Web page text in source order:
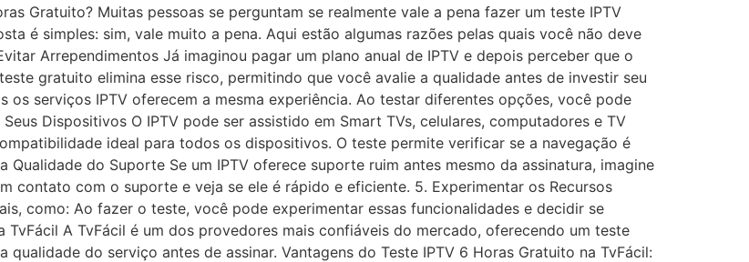
Gratuito? Muitas pessoas se perguntam se realmente vale a pena fazer um teste IPTV
é simples: sim, vale muito a pena. Aqui estão algumas razões pelas quais você não deve
Arrependimentos Já imaginou pagar um plano anual de IPTV e depois perceber que o
gratuito elimina esse risco, permitindo que você avalie a qualidade antes de investir seu
serviços IPTV oferecem a mesma experiência. Ao testar diferentes opções, você pode
Dispositivos O IPTV pode ser assistido em Smart TVs, celulares, computadores e TV
ideal para todos os dispositivos. O teste permite verificar se a navegação é
do Suporte Se um IPTV oferece suporte ruim antes mesmo da assinatura, imagine
contato com o suporte e veja se ele é rápido e eficiente. 5. Experimentar os Recursos
como: Ao fazer o teste, você pode experimentar essas funcionalidades e decidir se
TvFácil A TvFácil é um dos provedores mais confiáveis do mercado, oferecendo um teste
do serviço antes de assinar. Vantagens do Teste IPTV 6 Horas Gratuito na TvFácil: